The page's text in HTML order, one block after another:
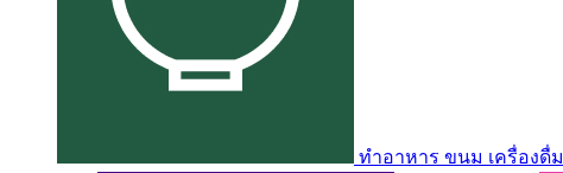
ทำอาหาร ขนม เครื่องดื่ม